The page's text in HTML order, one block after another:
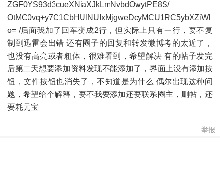
ZGF0YS93d3cueXNiaXJkLmNvbdOwytPE8S/
OtMC0vq+y7C1CbHUlNUIxMjgweDcyMCU1RC5ybXZiWl
o= /后面我加了回车变成2行，但实际上只有一行，要不复
制到迅雷会出错 还有圈子的回复和转发微博考的太近了，
也没有高亮或者粗体，很难看到，希望解决 有的帖子发完
后第二天想要添加资料发现不能添加了，界面上没有添加按
钮，文件按钮也消失了，不知道是为什么 偶尔出现这种问
题，希望给个解释，要不我要添加还要联系圈主，删帖，还
要耗元宝
举报